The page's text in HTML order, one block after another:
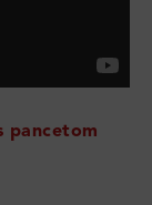
pancetom